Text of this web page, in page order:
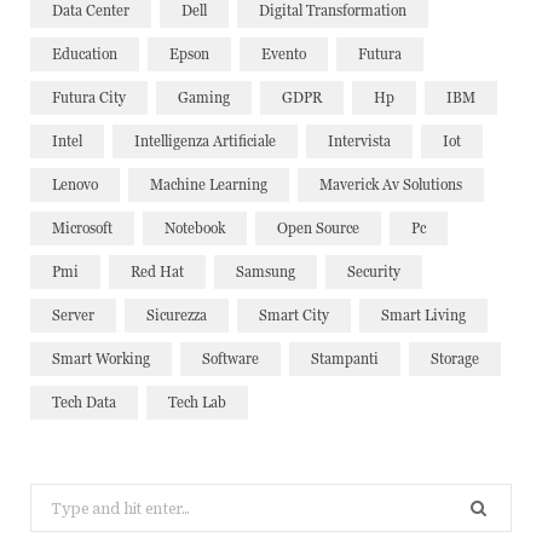
Data Center Dell Digital Transformation
Education Epson Evento Futura
Futura City Gaming GDPR Hp IBM
Intel Intelligenza Artificiale Intervista Iot
Lenovo Machine Learning Maverick Av Solutions
Microsoft Notebook Open Source Pc
Pmi Red Hat Samsung Security
Server Sicurezza Smart City Smart Living
Smart Working Software Stampanti Storage
Tech Data Tech Lab
for: